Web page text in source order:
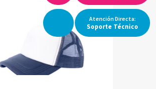
AtenciónDirecta:
Soporte Técnico